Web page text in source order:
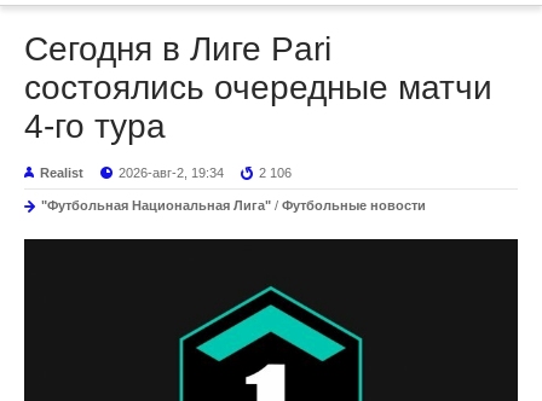
Сегодня в Лиге Pari
состоялись очередные матчи
4-го тура
Realist 2026-авг-2, 19:34 2 106
"Футбольная Национальная Лига" / Футбольные новости